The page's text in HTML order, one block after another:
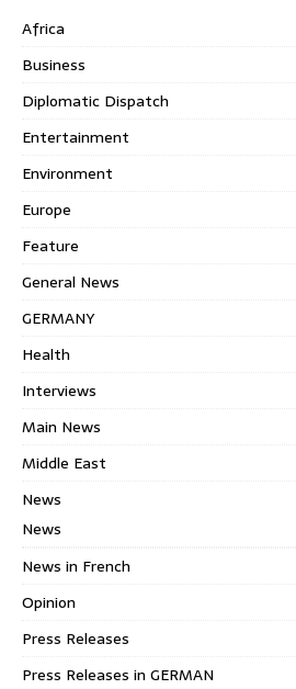
Africa
Business
Diplomatic Dispatch
Entertainment
Environment
Europe
Feature
General News
GERMANY
Health
Interviews
Main News
Middle East
News
News
News in French
Opinion
Press Releases
Press Releases in GERMAN